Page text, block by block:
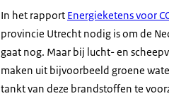
In het rapport Energieketens voor
provincie Utrecht nodig is om de
gaat nog. Maar bij lucht- en
maken uit bijvoorbeeld groene
tankt van deze brandstoffen te